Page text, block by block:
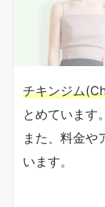
チキンジム
とめています。
また、料金や
います。